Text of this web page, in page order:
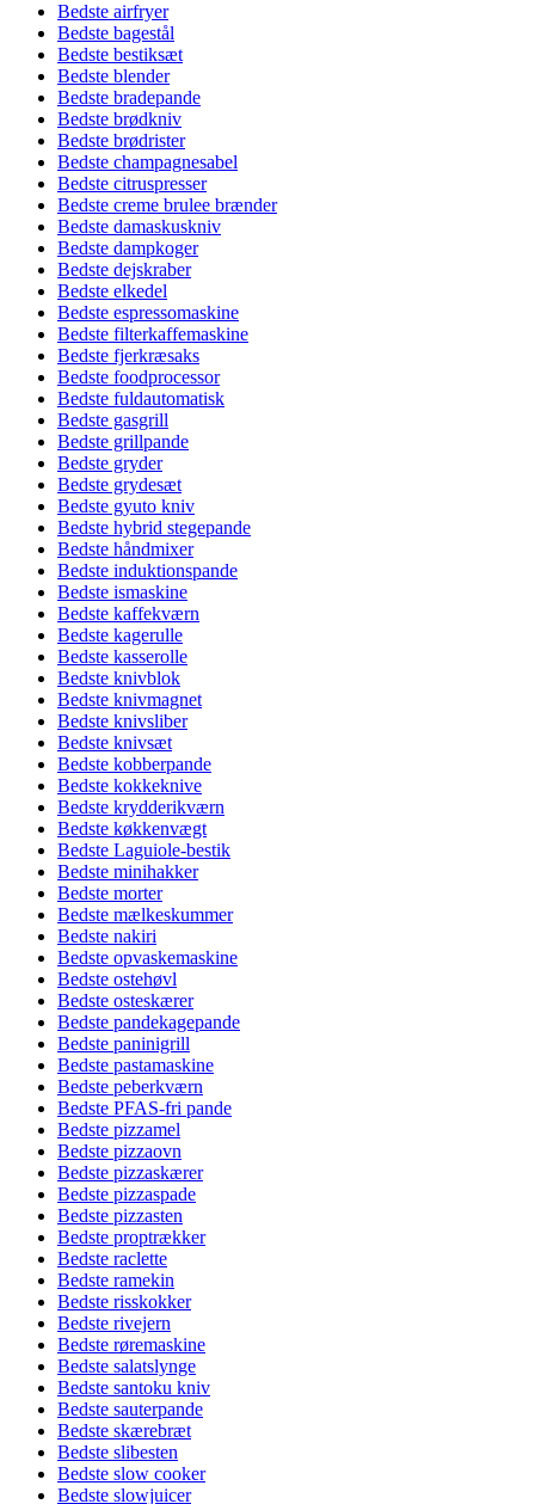
Bedste airfryer
Bedste bagestål
Bedste bestiksæt
Bedste blender
Bedste bradepande
Bedste brødkniv
Bedste brødrister
Bedste champagnesabel
Bedste citruspresser
Bedste creme brulee brænder
Bedste damaskuskniv
Bedste dampkoger
Bedste dejskraber
Bedste elkedel
Bedste espressomaskine
Bedste filterkaffemaskine
Bedste fjerkræsaks
Bedste foodprocessor
Bedste fuldautomatisk
Bedste gasgrill
Bedste grillpande
Bedste gryder
Bedste grydesæt
Bedste gyuto kniv
Bedste hybrid stegepande
Bedste håndmixer
Bedste induktionspande
Bedste ismaskine
Bedste kaffekværn
Bedste kagerulle
Bedste kasserolle
Bedste knivblok
Bedste knivmagnet
Bedste knivsliber
Bedste knivsæt
Bedste kobberpande
Bedste kokkeknive
Bedste krydderikværn
Bedste køkkenvægt
Bedste Laguiole-bestik
Bedste minihakker
Bedste morter
Bedste mælkeskummer
Bedste nakiri
Bedste opvaskemaskine
Bedste ostehøvl
Bedste osteskærer
Bedste pandekagepande
Bedste paninigrill
Bedste pastamaskine
Bedste peberkværn
Bedste PFAS-fri pande
Bedste pizzamel
Bedste pizzaovn
Bedste pizzaskærer
Bedste pizzaspade
Bedste pizzasten
Bedste proptrækker
Bedste raclette
Bedste ramekin
Bedste risskokker
Bedste rivejern
Bedste røremaskine
Bedste salatslynge
Bedste santoku kniv
Bedste sauterpande
Bedste skærebræt
Bedste slibesten
Bedste slow cooker
Bedste slowjuicer